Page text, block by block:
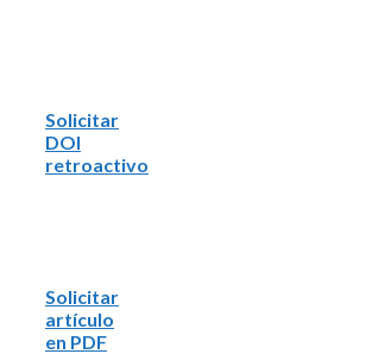
Solicitar
DOI
retroactivo
Solicitar
artículo
en PDF